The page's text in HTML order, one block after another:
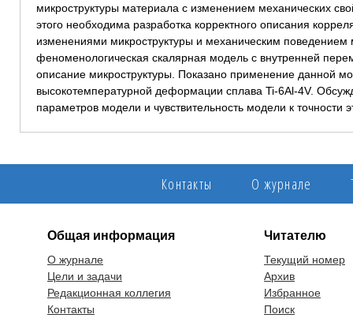
микроструктуры материала с изменением механических
этого необходима разработка корректного описания
изменениями микроструктуры и механическим
феноменологическая скалярная модель с внутренней
описание микроструктуры. Показано применение данной
высокотемпературной деформации сплава Ti-6Al-4V.
параметров модели и чувствительность модели к точности
Контакты О журнале
Общая информация
О журнале
Цели и задачи
Редакционная коллегия
Контакты
Читателю
Текущий номер
Архив
Избранное
Поиск